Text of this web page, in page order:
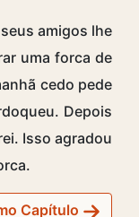
amigos lhe
uma forca de
cedo pede
Depois
Isso agradou
Capítulo